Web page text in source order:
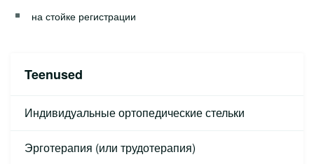
Kонтакт
на стойке регистрации
Teenused
Индивидуальные ортопедические стельки
Эрготерапия (или трудотерапия)